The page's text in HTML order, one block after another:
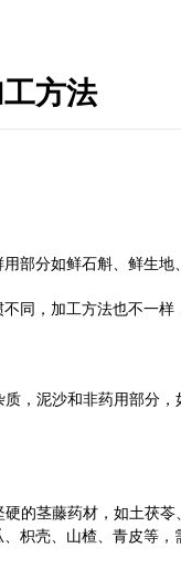
方法
部分如鲜石斛、鲜生
同，加工方法也不一样
，泥沙和非药用部分
的茎藤药材，如土茯
枳壳、山楂、青皮等，